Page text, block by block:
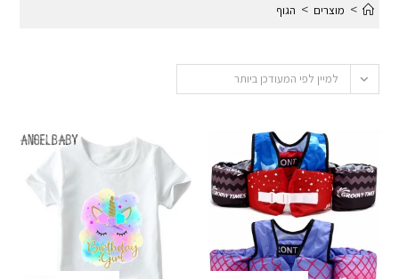
> מוצרים > הגוף
למיין לפי המעודכן ביותר